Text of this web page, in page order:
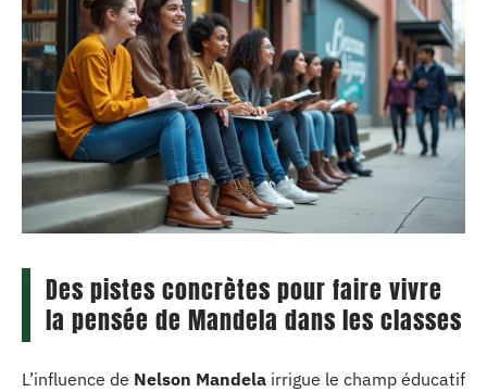
Des pistes concrètes pour faire vivre
la pensée de Mandela dans les classes
L’influence de Nelson Mandela irrigue le champ éducatif